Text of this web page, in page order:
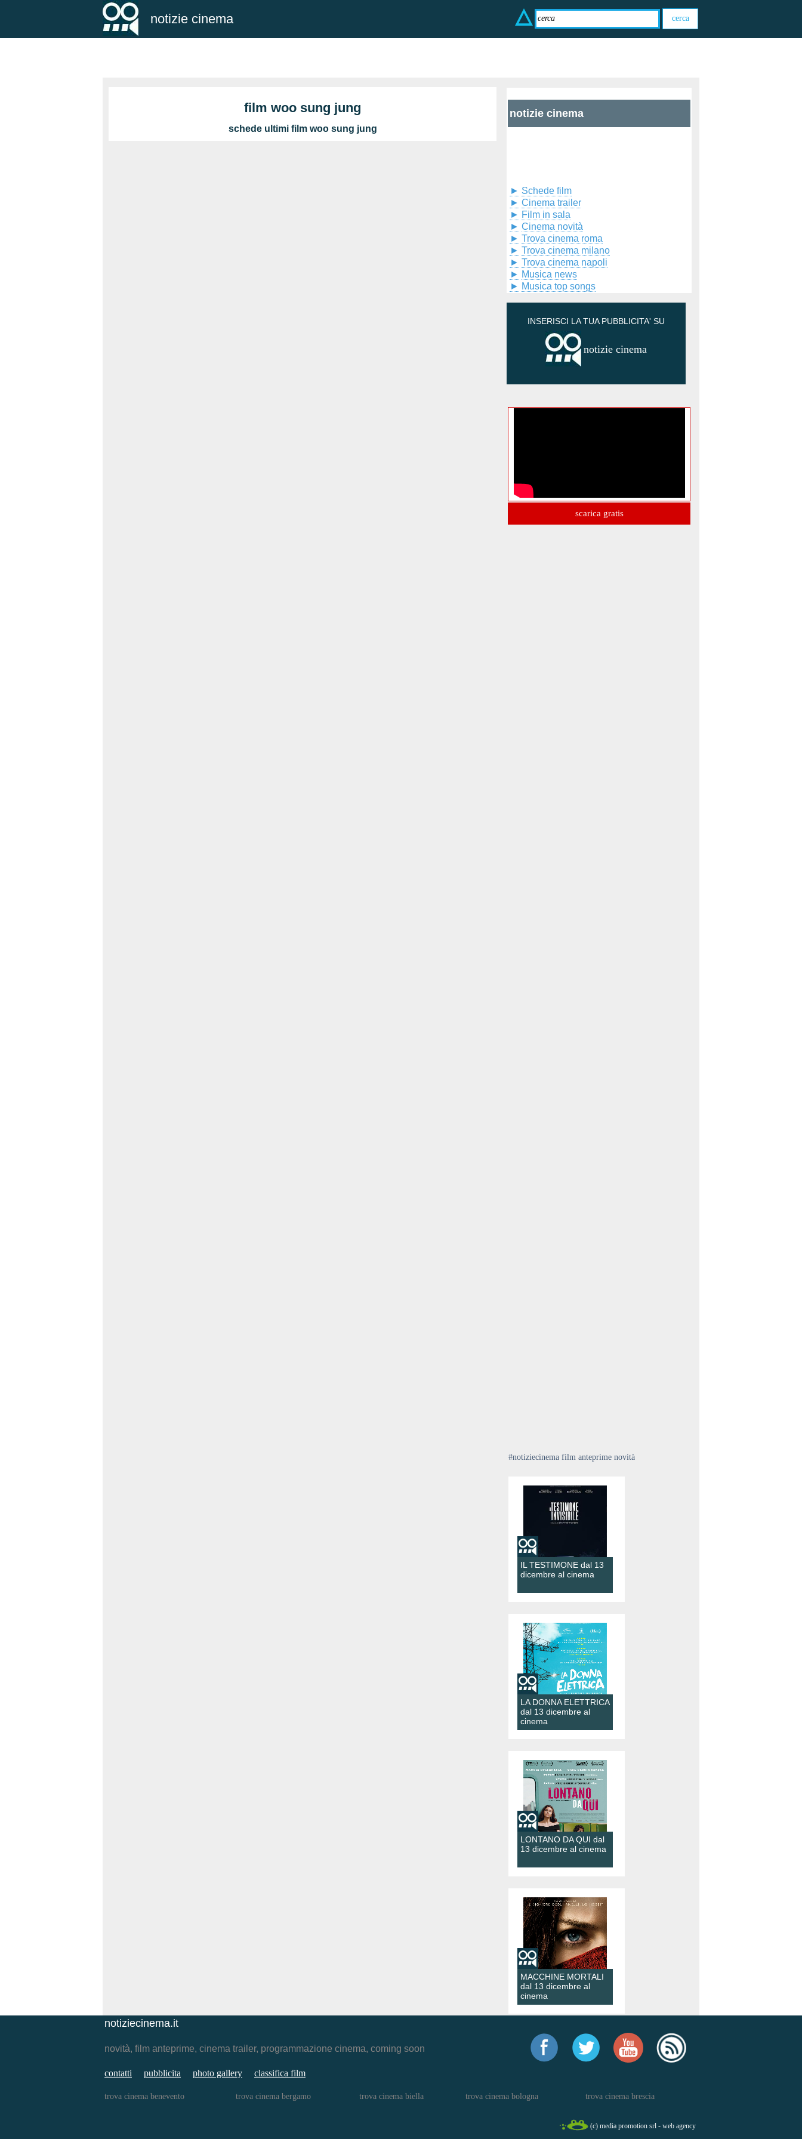
notizie cinema
film woo sung jung
schede ultimi film woo sung jung
notizie cinema
► Schede film
► Cinema trailer
► Film in sala
► Cinema novità
► Trova cinema roma
► Trova cinema milano
► Trova cinema napoli
► Musica news
► Musica top songs
INSERISCI LA TUA PUBBLICITA' SU
notizie cinema
scarica gratis
#notiziecinema film anteprime novità
IL TESTIMONE dal 13
dicembre al cinema
LA DONNA ELETTRICA
dal 13 dicembre al
cinema
LONTANO DA QUI dal
13 dicembre al cinema
MACCHINE MORTALI
dal 13 dicembre al
cinema
notiziecinema.it
novità, film anteprime, cinema trailer, programmazione cinema, coming soon
contatti pubblicita photo gallery classifica film
trova cinema benevento trova cinema bergamo trova cinema biella trova cinema bologna trova cinema brescia
(c) media promotion srl - web agency